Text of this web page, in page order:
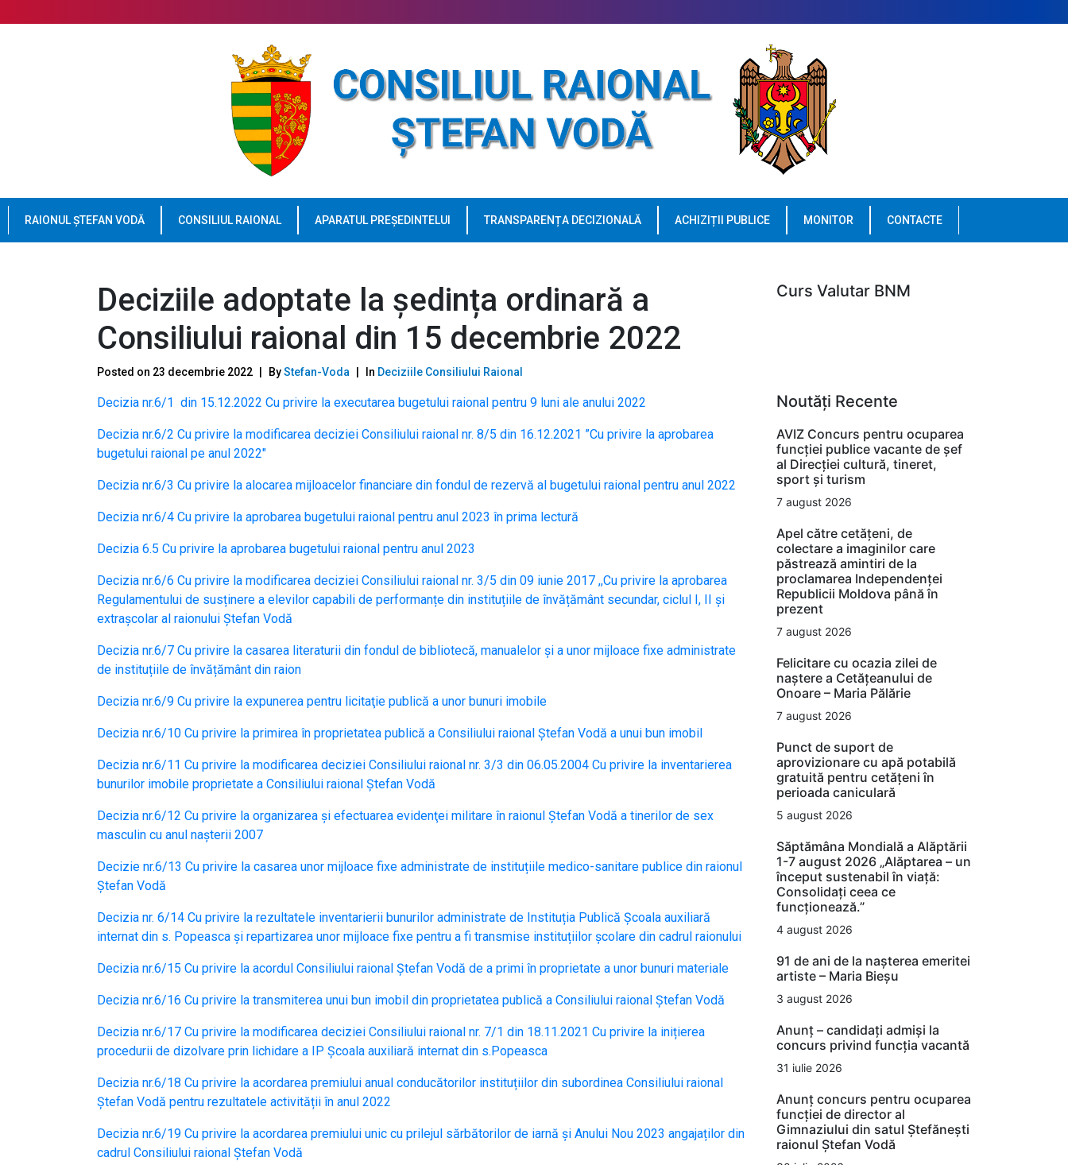
RAIONUL ȘTEFAN VODĂ CONSILIUL RAIONAL APARATUL PREȘEDINTELUI TRANSPARENȚA DECIZIONALĂ ACHIZIȚII PUBLICE MONITOR CONTACTE
Deciziile adoptate la ședința ordinară a
Consiliului raional din 15 decembrie 2022
Posted on 23 decembrie 2022 ByStefan-Voda In Deciziile Consiliului Raional
Decizia nr.6/1 din 15.12.2022 Cu privire la executarea bugetului raional pentru 9 luni ale anului 2022
Decizia nr.6/2 Cu privire la modificarea deciziei Consiliului raional nr. 8/5 din 16.12.2021 ”Cu privire la aprobarea
bugetului raional pe anul 2022″
Decizia nr.6/3 Cu privire la alocarea mijloacelor financiare din fondul de rezervă al bugetului raional pentru anul 2022
Decizia nr.6/4 Cu privire la aprobarea bugetului raional pentru anul 2023 în prima lectură
Decizia 6.5 Cu privire la aprobarea bugetului raional pentru anul 2023
Decizia nr.6/6 Cu privire la modificarea deciziei Consiliului raional nr. 3/5 din 09 iunie 2017 ,,Cu privire la aprobarea
Regulamentului de susținere a elevilor capabili de performanțe din instituțiile de învățământ secundar, ciclul I, II și
extrașcolar al raionului Ștefan Vodă
Decizia nr.6/7 Cu privire la casarea literaturii din fondul de bibliotecă, manualelor și a unor mijloace fixe administrate
de instituțiile de învățământ din raion
Decizia nr.6/9 Cu privire la expunerea pentru licitaţie publică a unor bunuri imobile
Decizia nr.6/10 Cu privire la primirea în proprietatea publică a Consiliului raional Ștefan Vodă a unui bun imobil
Decizia nr.6/11 Cu privire la modificarea deciziei Consiliului raional nr. 3/3 din 06.05.2004 Cu privire la inventarierea
bunurilor imobile proprietate a Consiliului raional Ștefan Vodă
Decizia nr.6/12 Cu privire la organizarea şi efectuarea evidenţei militare în raionul Ştefan Vodă a tinerilor de sex
masculin cu anul naşterii 2007
Decizie nr.6/13 Cu privire la casarea unor mijloace fixe administrate de instituțiile medico-sanitare publice din raionul
Ștefan Vodă
Decizia nr. 6/14 Cu privire la rezultatele inventarierii bunurilor administrate de Instituția Publică Școala auxiliară
internat din s. Popeasca și repartizarea unor mijloace fixe pentru a fi transmise instituțiilor școlare din cadrul raionului
Decizia nr.6/15 Cu privire la acordul Consiliului raional Ștefan Vodă de a primi în proprietate a unor bunuri materiale
Decizia nr.6/16 Cu privire la transmiterea unui bun imobil din proprietatea publică a Consiliului raional Ștefan Vodă
Decizia nr.6/17 Cu privire la modificarea deciziei Consiliului raional nr. 7/1 din 18.11.2021 Cu privire la inițierea
procedurii de dizolvare prin lichidare a IP Școala auxiliară internat din s.Popeasca
Decizia nr.6/18 Cu privire la acordarea premiului anual conducătorilor instituțiilor din subordinea Consiliului raional
Ștefan Vodă pentru rezultatele activității în anul 2022
Decizia nr.6/19 Cu privire la acordarea premiului unic cu prilejul sărbătorilor de iarnă și Anului Nou 2023 angajaților din
cadrul Consiliului raional Ștefan Vodă
Curs Valutar BNM
Noutăți Recente
AVIZ Concurs pentru ocuparea
funcţiei publice vacante de şef
al Direcţiei cultură, tineret,
sport şi turism
7 august 2026
Apel către cetățeni, de
colectare a imaginilor care
păstrează amintiri de la
proclamarea Independenței
Republicii Moldova până în
prezent
7 august 2026
Felicitare cu ocazia zilei de
naștere a Cetățeanului de
Onoare – Maria Pălărie
7 august 2026
Punct de suport de
aprovizionare cu apă potabilă
gratuită pentru cetățeni în
perioada caniculară
5 august 2026
Săptămâna Mondială a Alăptării
1-7 august 2026 „Alăptarea – un
început sustenabil în viață:
Consolidați ceea ce
funcționează.”
4 august 2026
91 de ani de la nașterea emeritei
artiste – Maria Bieșu
3 august 2026
Anunț – candidați admiși la
concurs privind funcția vacantă
31 iulie 2026
Anunț concurs pentru ocuparea
funcției de director al
Gimnaziului din satul Ștefănești
raionul Ștefan Vodă